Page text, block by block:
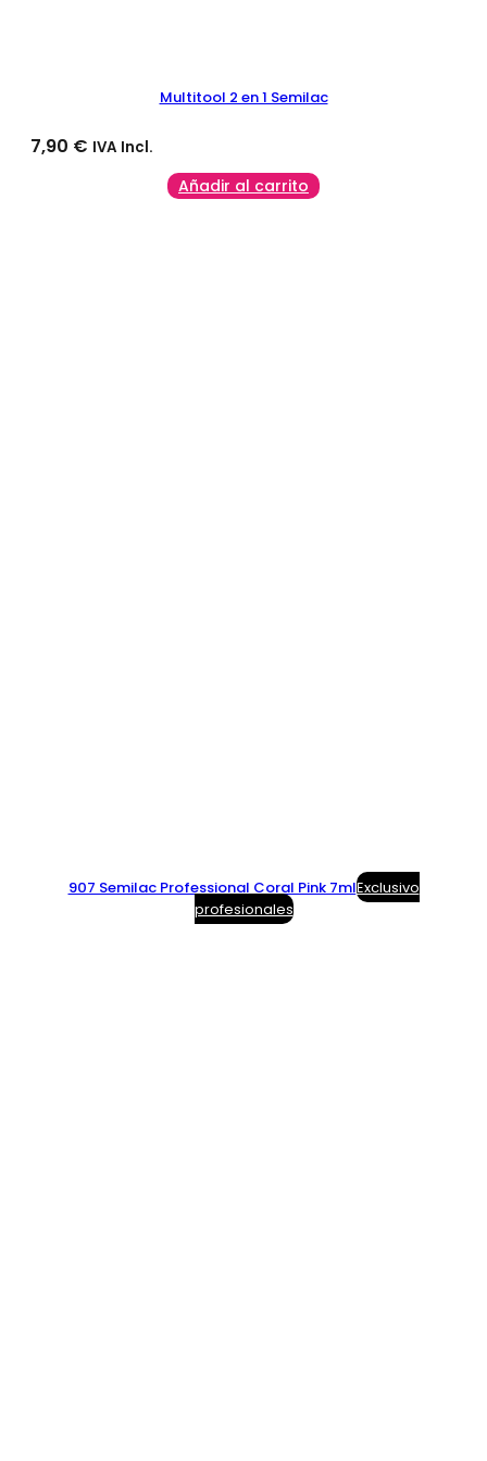
Multitool 2 en 1 Semilac
7,90 € IVA Incl.
Añadir al carrito
907 Semilac Professional Coral Pink 7mlExclusivo
profesionales